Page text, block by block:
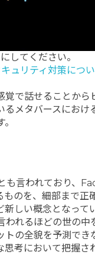
してください。
ュリティ対策につ
覚で話せることから
るメタバースにおけ
も言われており、
のを、細部まで正
新しい概念となって
われるほどの世の中
トの全貌を予測でき
思考において把握さ